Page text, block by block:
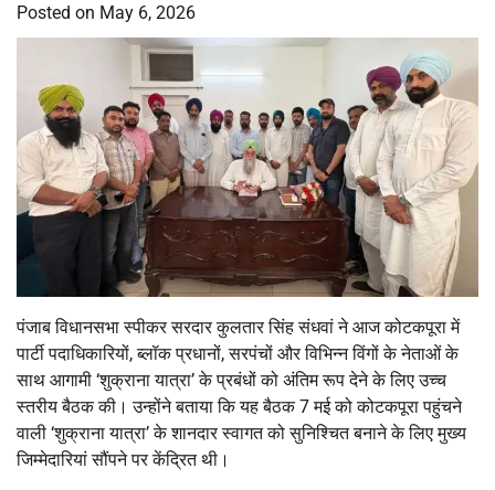
Posted on May 6, 2026
पंजाब विधानसभा स्पीकर सरदार कुलतार सिंह संधवां ने आज कोटकपूरा में
पार्टी पदाधिकारियों, ब्लॉक प्रधानों, सरपंचों और विभिन्न विंगों के नेताओं के
साथ आगामी ‘शुक्राना यात्रा’ के प्रबंधों को अंतिम रूप देने के लिए उच्च
स्तरीय बैठक की। उन्होंने बताया कि यह बैठक 7 मई को कोटकपूरा पहुंचने
वाली ‘शुक्राना यात्रा’ के शानदार स्वागत को सुनिश्चित बनाने के लिए मुख्य
जिम्मेदारियां सौंपने पर केंद्रित थी।